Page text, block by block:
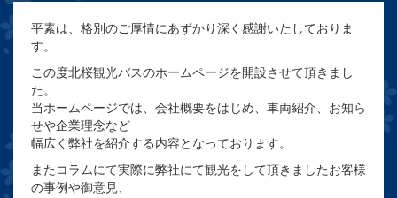
平素は、格別のご厚情にあずかり深く感謝いたしておりま
す。
この度北桜観光バスのホームページを開設させて頂きまし
た。
当ホームページでは、会社概要をはじめ、車両紹介、お知ら
せや企業理念など
幅広く弊社を紹介する内容となっております。
またコラムにて実際に弊社にて観光をして頂きましたお客様
の事例や御意見、